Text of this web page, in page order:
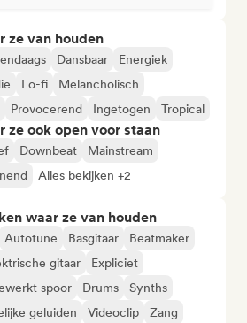
ze van houden
Dansbaar
Energiek
Lo-fi
Melancholisch
Provocerend Ingetogen Tropical
ze ook open voor staan
Downbeat
Mainstream
Alles bekijken +2
waar ze van houden
Autotune Basgitaar
Beatmaker
gitaar
Expliciet
spoor Drums
Synths
geluiden Videoclip Zang